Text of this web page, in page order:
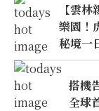
【雲
樂園！
秘境一
搭機
全球